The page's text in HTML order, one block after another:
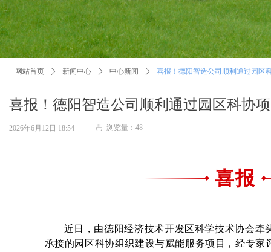
喜报！德阳智造公司顺利通过园区科协
网站首页 ꄲ 新闻中心 ꄲ 中心新闻 ꄲ 喜报！德阳智造公司顺利通过园区
喜报
近日，由德阳经济技术开发区科学技术协会牵
承接的园区科协组织建设与赋能服务项目，经专
2026年6月12日 18:54 ꄘ 浏览量： 48